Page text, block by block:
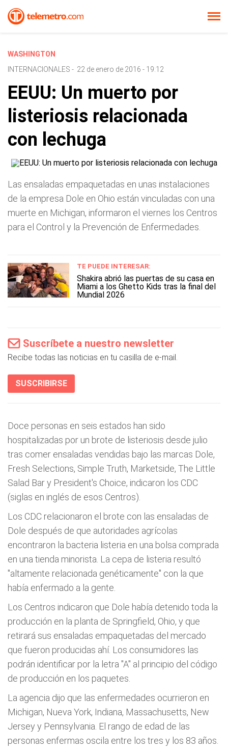
WASHINGTON
INTERNACIONALES - 22 de enero de 2016 - 19:12
EEUU: Un muerto por
listeriosis relacionada
con lechuga
Las ensaladas empaquetadas en unas instalaciones
de la empresa Dole en Ohio están vinculadas con una
muerte en Michigan, informaron el viernes los Centros
para el Control y la Prevención de Enfermedades.
TE PUEDE INTERESAR:
Shakira abrió las puertas de su casa en
Miami a los Ghetto Kids tras la final del
Mundial 2026
Suscríbete a nuestro newsletter
Recibe todas las noticias en tu casilla de e-mail.
SUSCRIBIRSE
Doce personas en seis estados han sido
hospitalizadas por un brote de listeriosis desde julio
tras comer ensaladas vendidas bajo las marcas Dole,
Fresh Selections, Simple Truth, Marketside, The Little
Salad Bar y President's Choice, indicaron los CDC
(siglas en inglés de esos Centros).
Los CDC relacionaron el brote con las ensaladas de
Dole después de que autoridades agrícolas
encontraron la bacteria listeria en una bolsa comprada
en una tienda minorista. La cepa de listeria resultó
"altamente relacionada genéticamente" con la que
había enfermado a la gente.
Los Centros indicaron que Dole había detenido toda la
producción en la planta de Springfield, Ohio, y que
retirará sus ensaladas empaquetadas del mercado
que fueron producidas ahí. Los consumidores las
podrán identificar por la letra "A'' al principio del código
de producción en los paquetes.
La agencia dijo que las enfermedades ocurrieron en
Michigan, Nueva York, Indiana, Massachusetts, New
Jersey y Pennsylvania. El rango de edad de las
personas enfermas oscila entre los tres y los 83 años.